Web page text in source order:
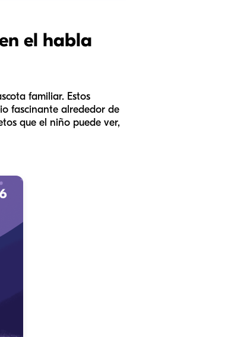
el habla
familiar. Estos
fascinante alrededor de
que el niño puede ver,